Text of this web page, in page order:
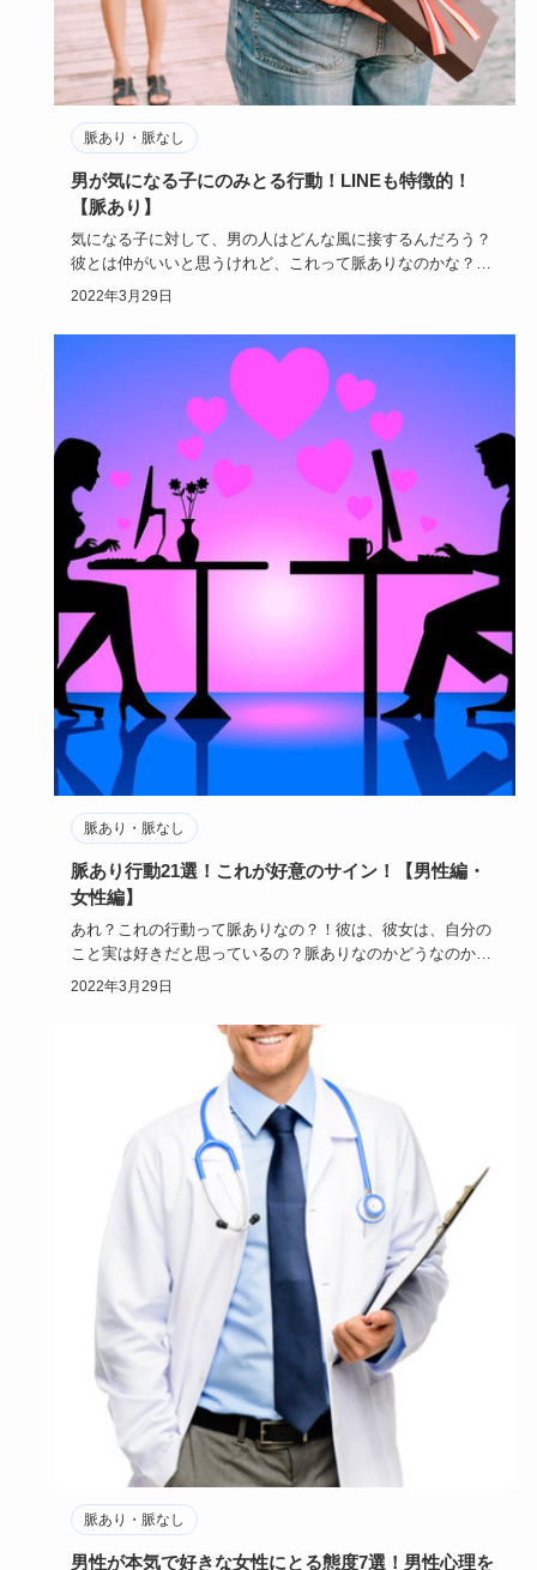
脈あり・脈なし
男が気になる子にのみとる行動！LINEも特徴的！
【脈あり】
気になる子に対して、男の人はどんな風に接するんだろう？
彼とは仲がいいと思うけれど、これって脈ありなのかな？気
になるけれどわ…
2022年3月29日
脈あり・脈なし
脈あり行動21選！これが好意のサイン！【男性編・
女性編】
あれ？これの行動って脈ありなの？！彼は、彼女は、自分の
こと実は好きだと思っているの？脈ありなのかどうなのか、
ちょっと気にな…
2022年3月29日
脈あり・脈なし
男性が本気で好きな女性にとる態度7選！男性心理を